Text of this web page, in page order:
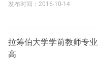
开设专业：
：电影和
教育：语言学、初级教育、
商业：国际商务、经济学、
战略、财政学、酒店管理、
发布时间：2016-10-14
拉筹伯大学学前教师专
高